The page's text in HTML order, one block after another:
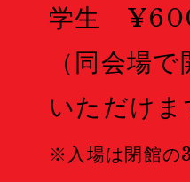
学生 ¥600
（同会場
いただけま
※入場は閉館の
Events
Public